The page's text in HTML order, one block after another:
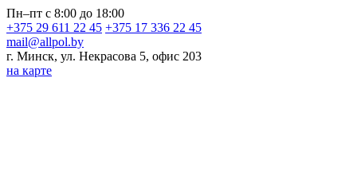
Пн–пт с 8:00 до 18:00
+375 29 611 22 45 +375 17 336 22 45
mail@allpol.by
г. Минск, ул. Некрасова 5, офис 203
на карте